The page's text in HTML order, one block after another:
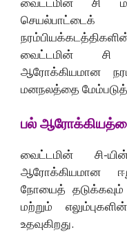
வைட்டமின் சி
ஆரோக்கியமான
மனநலத்தை
பல்
வைட்டமின் சி-
ஆரோக்கியமான
நோயைத் தடுக்கவும்
மற்றும்
உதவுகிறது.